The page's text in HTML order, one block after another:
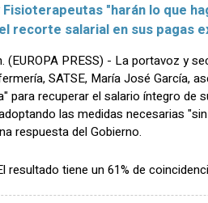
"harán lo que
recorte salarial en sus pagas
(EUROPA PRESS) - La portavoz y
SATSE, María José García,
para recuperar el salario íntegro de
las medidas necesarias
respuesta del Gobierno.
resultado tiene un 61% de